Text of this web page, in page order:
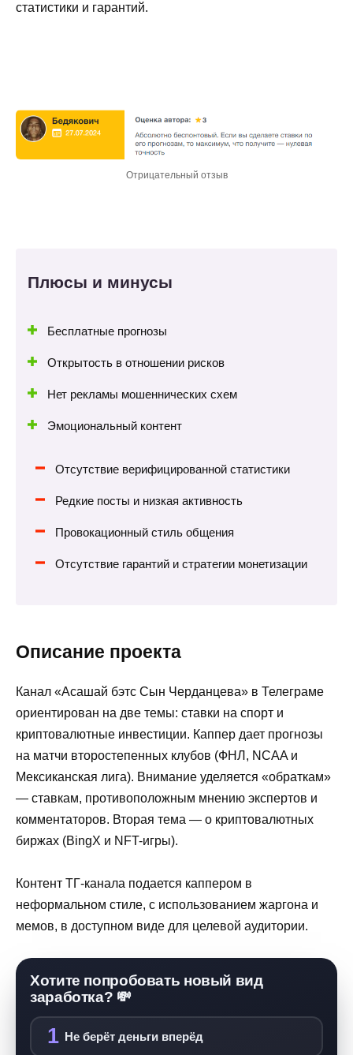
статистики и гарантий.
Отрицательный отзыв
Плюсы и минусы
Бесплатные прогнозы
Открытость в отношении рисков
Нет рекламы мошеннических схем
Эмоциональный контент
Отсутствие верифицированной статистики
Редкие посты и низкая активность
Провокационный стиль общения
Отсутствие гарантий и стратегии монетизации
Описание проекта
Канал «Асашай бэтс Сын Черданцева» в Телеграме
ориентирован на две темы: ставки на спорт и
криптовалютные инвестиции. Каппер дает прогнозы
на матчи второстепенных клубов (ФНЛ, NCAA и
Мексиканская лига). Внимание уделяется «обраткам»
— ставкам, противоположным мнению экспертов и
комментаторов. Вторая тема — о криптовалютных
биржах (BingX и NFT-игры).
Контент ТГ-канала подается каппером в
неформальном стиле, с использованием жаргона и
мемов, в доступном виде для целевой аудитории.
Хотите попробовать новый вид
заработка? 💸
1 Не берёт деньги вперёд